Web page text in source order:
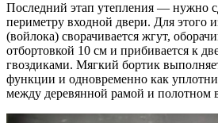
Последний этап утепления — нужно
периметру входной двери. Для этого
(войлока) сворачивается жгут,
отбортовкой 10 см и прибивается к
гвоздиками. Мягкий бортик
функции и одновременно как
между деревянной рамой и полотном